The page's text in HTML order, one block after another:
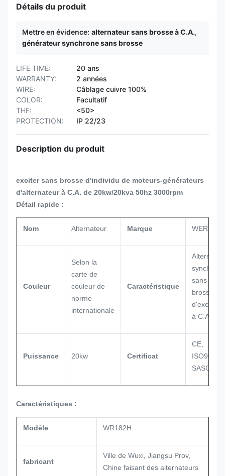
Détails du produit
Mettre en évidence: alternateur sans brosse à C.A.,
générateur synchrone sans brosse
LIFE TIME:
20 ans
WARRANTY:
2 années
WIRE:
Câblage cuivre 100%
COLOR:
Facultatif
THF:
<50>
PROTECTION:
IP 22/23
Description du produit
exciter sans brosse d'individu de moteurs-générateurs
d'alternateur à C.A. de 20kw/20kva 50hz 3000rpm
Détail rapide :
Nom Alternateur Marque WERNA
Couleur
Selon la
carte de
couleur de
norme
internationale
Caractéristique
synchrone
sans
brosse
à C.A.
Puissance 20kw Certificat
CE,
ISO9001,
SASO
Caractéristiques :
Modèle WR182H
fabricant
Ville de Wuxi, Jiangsu Prov,
Chine faisant des alternateurs